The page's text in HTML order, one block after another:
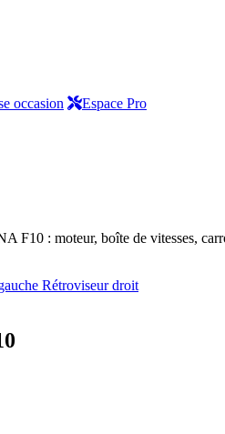
occasion
Espace Pro
: moteur, boîte de vitesses,
Rétroviseur droit